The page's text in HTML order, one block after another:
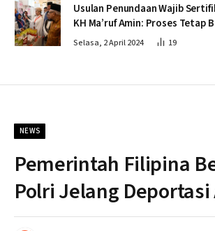
Usulan Penundaan Wajib Sertifikasi
KH Ma’ruf Amin: Proses Tetap
Penahapan
Selasa, 2 April 2024 19
NEWS
Pemerintah Filipina
Polri Jelang Deportasi